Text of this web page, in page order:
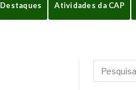
Destaques Atividades da CAP